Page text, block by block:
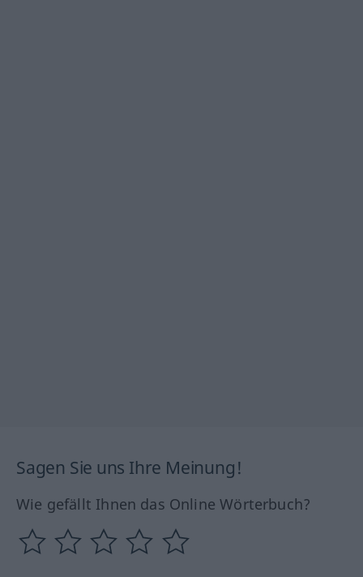
Sagen Sie uns Ihre Meinung!
Wie gefällt Ihnen das Online Wörterbuch?